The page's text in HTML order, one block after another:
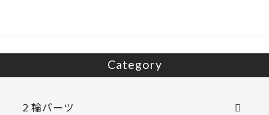
Category
２輪パーツ